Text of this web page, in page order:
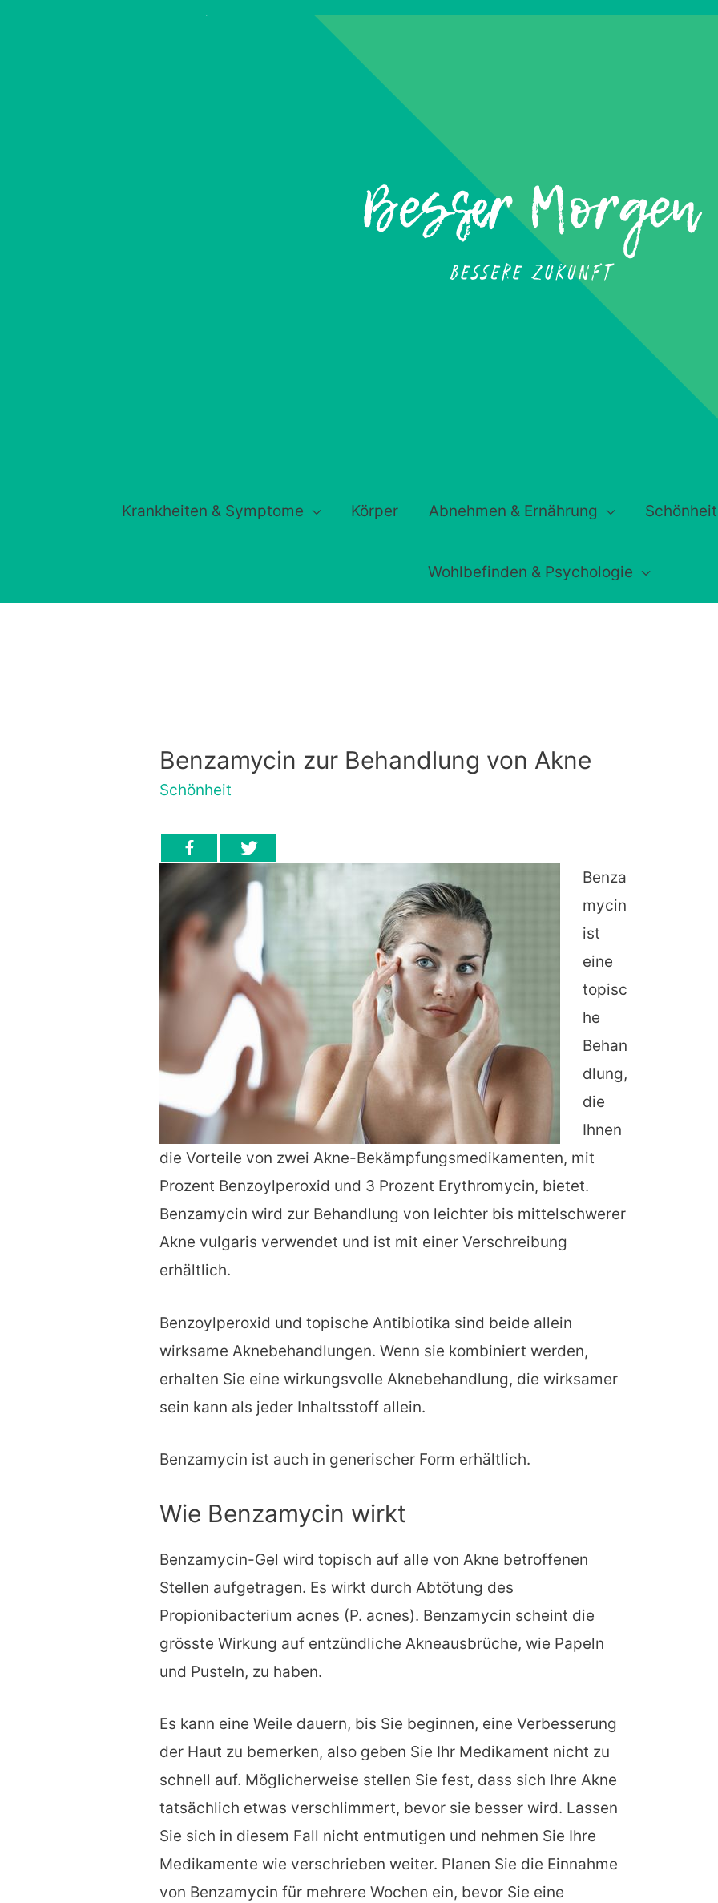
Krankheiten & Symptome Körper Abnehmen & Ernährung Schönheit
Wohlbefinden & Psychologie
Benzamycin zur Behandlung von Akne
Schönheit
Benza
mycin
ist
eine
topisc
he
Behan
dlung,
die
Ihnen
die Vorteile von zwei Akne-Bekämpfungsmedikamenten, mit
Prozent Benzoylperoxid und 3 Prozent Erythromycin, bietet.
Benzamycin wird zur Behandlung von leichter bis mittelschwerer
Akne vulgaris verwendet und ist mit einer Verschreibung
erhältlich.
Benzoylperoxid und topische Antibiotika sind beide allein
wirksame Aknebehandlungen. Wenn sie kombiniert werden,
erhalten Sie eine wirkungsvolle Aknebehandlung, die wirksamer
sein kann als jeder Inhaltsstoff allein.
Benzamycin ist auch in generischer Form erhältlich.
Wie Benzamycin wirkt
Benzamycin-Gel wird topisch auf alle von Akne betroffenen
Stellen aufgetragen. Es wirkt durch Abtötung des
Propionibacterium acnes (P. acnes). Benzamycin scheint die
grösste Wirkung auf entzündliche Akneausbrüche, wie Papeln
und Pusteln, zu haben.
Es kann eine Weile dauern, bis Sie beginnen, eine Verbesserung
der Haut zu bemerken, also geben Sie Ihr Medikament nicht zu
schnell auf. Möglicherweise stellen Sie fest, dass sich Ihre Akne
tatsächlich etwas verschlimmert, bevor sie besser wird. Lassen
Sie sich in diesem Fall nicht entmutigen und nehmen Sie Ihre
Medikamente wie verschrieben weiter. Planen Sie die Einnahme
von Benzamycin für mehrere Wochen ein, bevor Sie eine